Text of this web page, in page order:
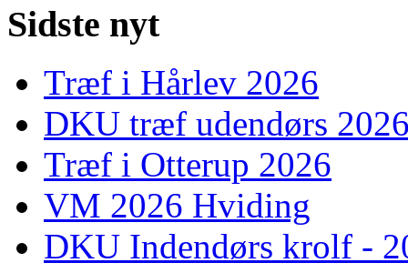
Sidste nyt
Træf i Hårlev 2026
DKU træf udendørs
Træf i Otterup 2026
VM 2026 Hviding
DKU Indendørs krolf -